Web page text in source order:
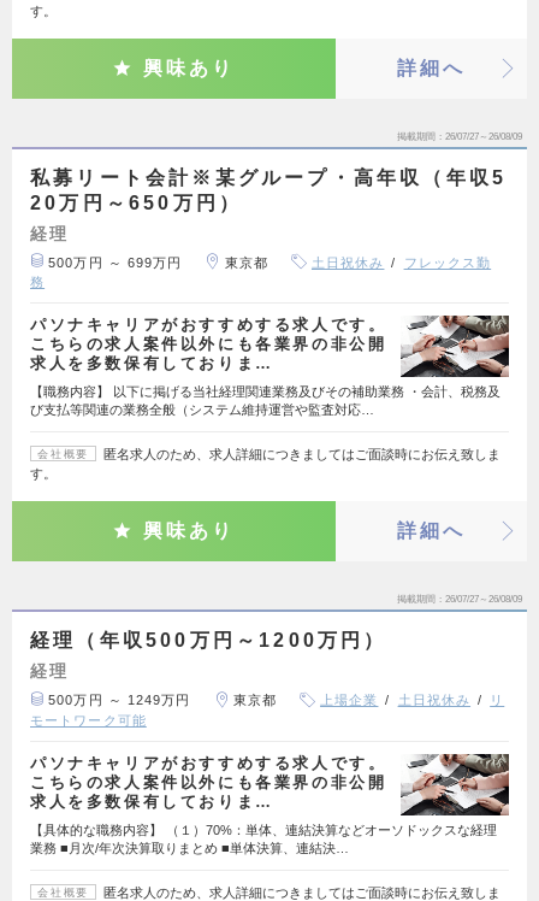
す。
興味あり 詳細へ
掲載期間 26/07/27～26/08/09
私募リート会計※某グループ・高年収（年収5
20万円～650万円）
経理
500万円 ～ 699万円 東京都 土日祝休み
フレックス勤
務
パソナキャリアがおすすめする求人です。
こちらの求人案件以外にも各業界の非公開
求人を多数保有しておりま…
【職務内容】 以下に掲げる当社経理関連業務及びその補助業務 ・会計、税務及
び支払等関連の業務全般（システム維持運営や監査対応…
会社概要
匿名求人のため、求人詳細につきましてはご面談時にお伝え致しま
す。
興味あり 詳細へ
掲載期間 26/07/27～26/08/09
経理（年収500万円～1200万円）
経理
500万円 ～ 1249万円 東京都 上場企業 土日祝休み
リ
モートワーク可能
パソナキャリアがおすすめする求人です。
こちらの求人案件以外にも各業界の非公開
求人を多数保有しておりま…
【具体的な職務内容】 （１）70%：単体、連結決算などオーソドックスな経理
業務 ■月次/年次決算取りまとめ ■単体決算、連結決…
会社概要 匿名求人のため、求人詳細につきましてはご面談時にお伝え致しま